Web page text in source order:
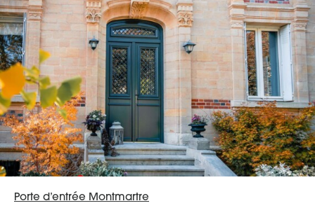
Porte d’entrée Montmartre